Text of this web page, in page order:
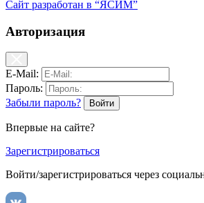
Сайт разработан в “ЯСИМ”
Авторизация
E-Mail:
Пароль:
Забыли пароль?
Впервые на сайте?
Зарегистрироваться
Войти/зарегистрироваться через